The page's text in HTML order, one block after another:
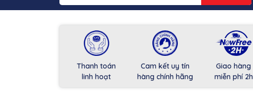
Thanh toán
linh hoạt
Cam kết uy tín
hàng chính hãng
Giao hàng
miễn phí 2h